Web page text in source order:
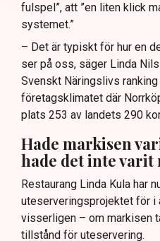
fulspel”, att ”en liten klick
systemet.”
– Det är typiskt för hur en
ser på oss, säger Linda
Svenskt Näringslivs
företagsklimatet där
plats 253 av landets 290
Hade markisen
hade det inte
Restaurang Linda Kula har
uteserveringsprojektet för i
visserligen – om markisen
tillstånd för uteservering.